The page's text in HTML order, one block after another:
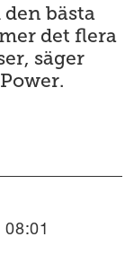
bästa
det flera
säger